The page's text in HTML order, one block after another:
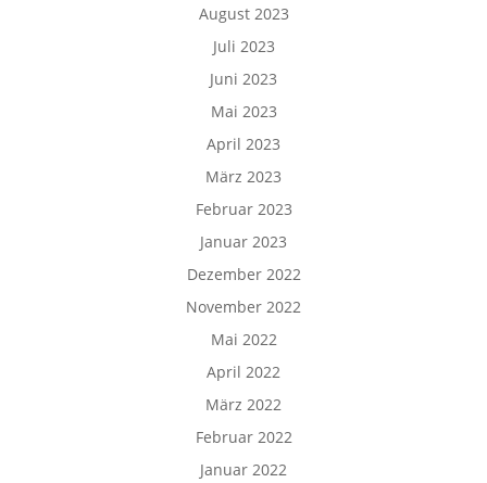
August 2023
Juli 2023
Juni 2023
Mai 2023
April 2023
März 2023
Februar 2023
Januar 2023
Dezember 2022
November 2022
Mai 2022
April 2022
März 2022
Februar 2022
Januar 2022